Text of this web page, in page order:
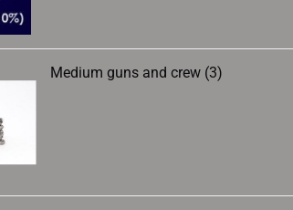
Medium guns and crew (3)